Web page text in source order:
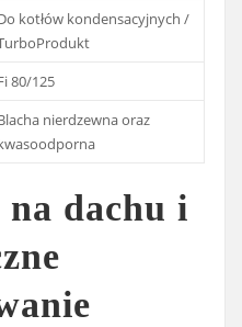
kotłów kondensacyjnych /
80/125
nierdzewna oraz
dachu i